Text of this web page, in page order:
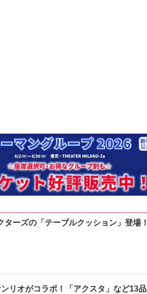
ターズの「テーブルクッション」登場！
ンリオがコラボ！「アクスタ」など13品